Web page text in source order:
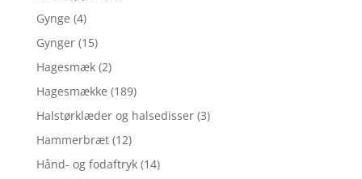
Gynge (4)
Gynger (15)
Hagesmæk (2)
Hagesmække (189)
Halstørklæder og halsedisser (3)
Hammerbræt (12)
Hånd- og fodaftryk (14)